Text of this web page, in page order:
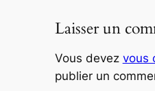
Laisser un
Vous devez vous
publier un